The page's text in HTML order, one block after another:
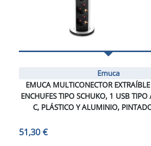
Emuca
EMUCA MULTICONECTOR
ENCHUFES TIPO SCHUKO, 1 USB
C, PLÁSTICO Y ALUMINIO,
51,30 €